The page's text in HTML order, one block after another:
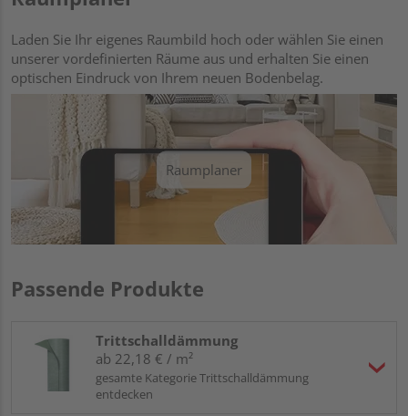
Laden Sie Ihr eigenes Raumbild hoch oder wählen Sie einen
unserer vordefinierten Räume aus und erhalten Sie einen
optischen Eindruck von Ihrem neuen Bodenbelag.
Raumplaner
Passende Produkte
Trittschalldämmung
ab 22,18 € / m²
gesamte Kategorie Trittschalldämmung
entdecken